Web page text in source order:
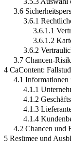
3.6
3.6.1
3.6.1.1
3.6.1.2
3.6.2
3.7 Chancen-
4 CaContent:
4.1 Informationen
4.1.1
4.1.2
4.1.3
4.1.4
4.2 Chancen und
5 Resümee und